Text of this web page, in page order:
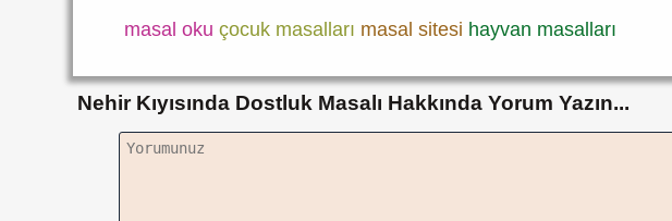
masal oku çocuk masalları masal sitesi hayvan masalları
Nehir Kıyısında Dostluk Masalı Hakkında Yorum Yazın...